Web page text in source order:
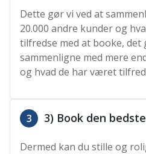
Dette gør vi ved at
20.000 andre kunder og
tilfredse med at booke, det
sammenligne med mere
og hvad de har været
3 3) Book den
Dermed kan du stille og